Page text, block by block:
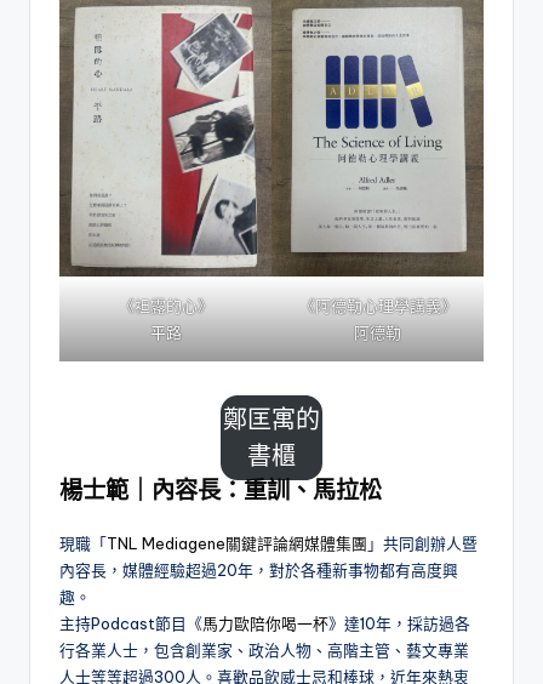
《袒露的心》
平路
《阿德勒心理學講義》
阿德勒
鄭匡寓的
書櫃
楊士範｜內容長：重訓、馬拉松
現職「TNL Mediagene關鍵評論網媒體集團 」共同創辦人暨
內容長，媒體經驗超過20年，對於各種新事物都有高度興
趣。
主持Podcast節目《馬力歐陪你喝一杯》達10年，採訪過各
行各業人士，包含創業家、政治人物、高階主管、藝文專業
人士等等超過300人。喜歡品飲威士忌和棒球，近年來熱衷